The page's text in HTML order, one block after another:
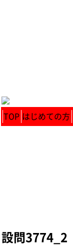
TOP はじめての方
設問3774_2